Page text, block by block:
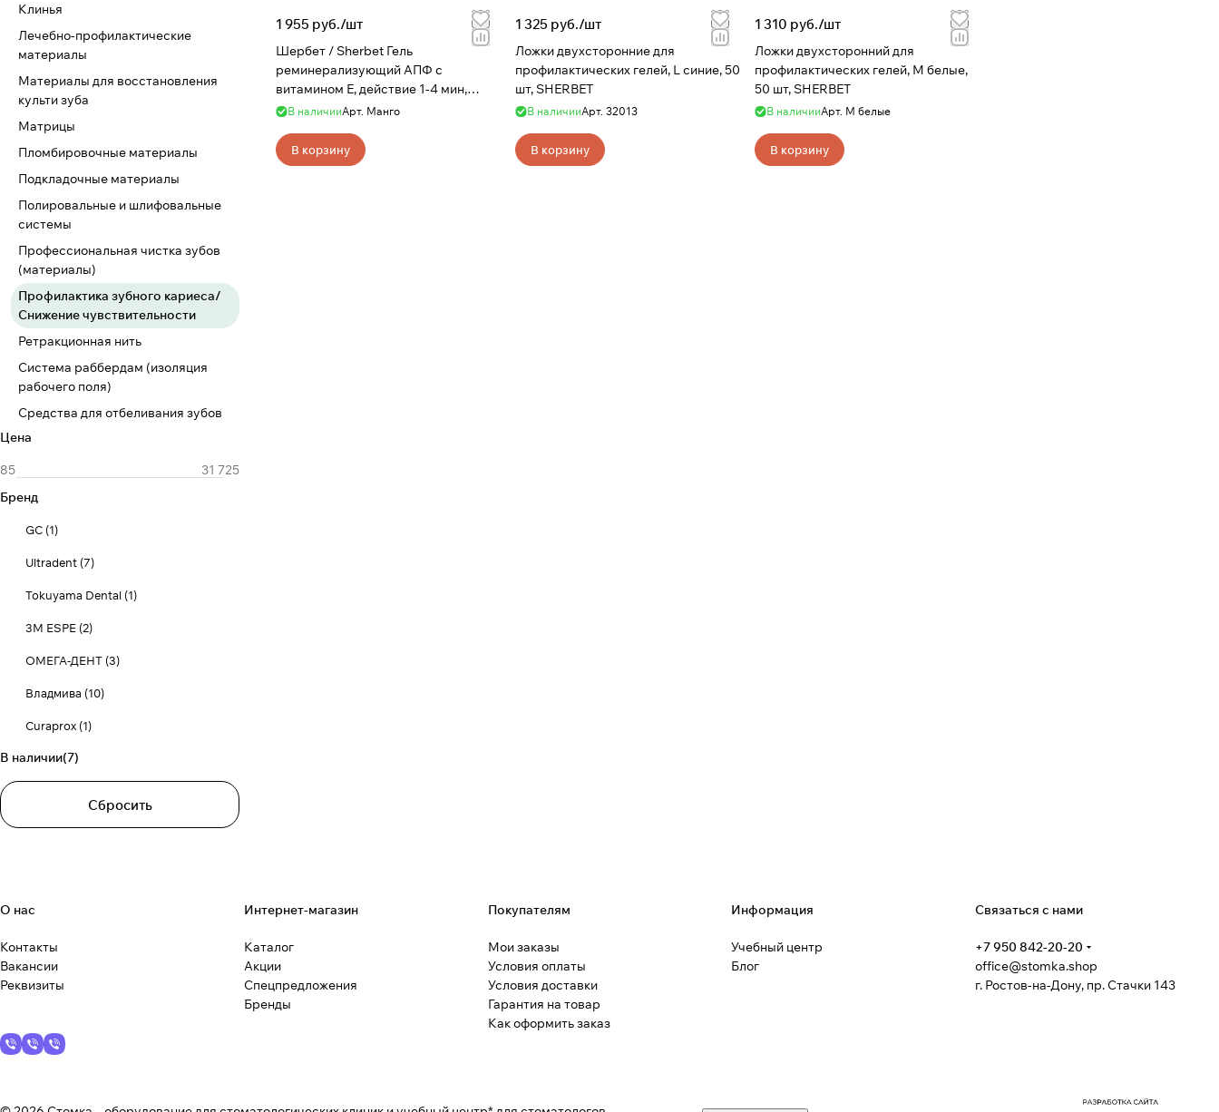
1 955 руб./шт
Шербет / Sherbet Гель
реминерализующий АПФ с
витамином Е, действие 1-4 мин,
Манго, 500 мл, SHERBET
В наличииАрт. Манго
В корзину
1 325 руб./шт
Ложки двухсторонние для
профилактических гелей, L синие, 50
шт, SHERBET
В наличииАрт. 32013
В корзину
1 310 руб./шт
Ложки двухсторонний для
профилактических гелей, М белые,
50 шт, SHERBET
В наличииАрт. М белые
В корзину
Клинья
Лечебно-профилактические
материалы
Материалы для восстановления
культи зуба
Матрицы
Пломбировочные материалы
Подкладочные материалы
Полировальные и шлифовальные
системы
Профессиональная чистка зубов
(материалы)
Профилактика зубного кариеса/
Снижение чувствительности
Ретракционная нить
Система раббердам (изоляция
рабочего поля)
Средства для отбеливания зубов
Цена
Бренд
GC (1)
Ultradent (7)
Tokuyama Dental (1)
3M ESPE (2)
ОМЕГА-ДЕНТ (3)
Владмива (10)
Curaprox (1)
Dental Technologies
Spident
StaiNo
WATERDENT
В наличии(7)
Сбросить
О нас
Контакты
Вакансии
Реквизиты
Интернет-магазин
Каталог
Акции
Спецпредложения
Бренды
Покупателям
Мои заказы
Условия оплаты
Условия доставки
Гарантия на товар
Как оформить заказ
Информация
Учебный центр
Блог
Связаться с нами
+7 950 842-20-20
office@stomka.shop
г. Ростов-на-Дону, пр. Стачки 143